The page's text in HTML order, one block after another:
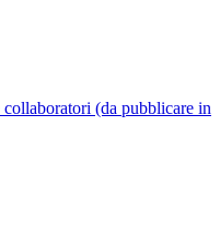
(da pubblicare in